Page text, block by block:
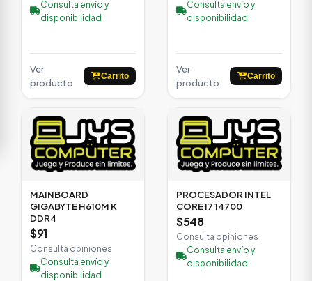
Consulta envío y
disponibilidad
Ver
producto
Carrito
Consulta envío y
disponibilidad
Ver
producto
Carrito
MAINBOARD
GIGABYTE H610M K
DDR4
$91
Consulta opiniones
Consulta envío y
disponibilidad
PROCESADOR INTEL
CORE I7 14700
$548
Consulta opiniones
Consulta envío y
disponibilidad